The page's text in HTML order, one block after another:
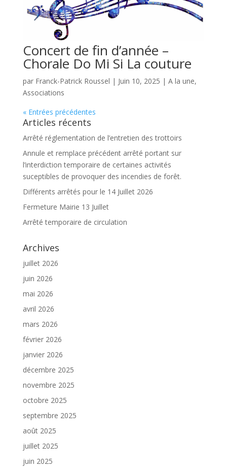
Concert de fin d’année –
Chorale Do Mi Si La couture
par Franck-Patrick Roussel | Juin 10, 2025 | A la une,
Associations
« Entrées précédentes
Articles récents
Arrêté réglementation de l’entretien des trottoirs
Annule et remplace précédent arrêté portant sur
l’interdiction temporaire de certaines activités
suceptibles de provoquer des incendies de forêt.
Différents arrêtés pour le 14 Juillet 2026
Fermeture Mairie 13 Juillet
Arrêté temporaire de circulation
Archives
juillet 2026
juin 2026
mai 2026
avril 2026
mars 2026
février 2026
janvier 2026
décembre 2025
novembre 2025
octobre 2025
septembre 2025
août 2025
juillet 2025
juin 2025